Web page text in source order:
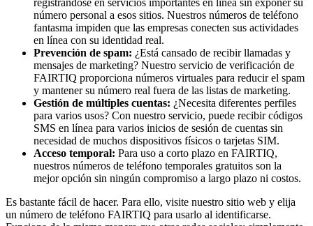
registrándose en servicios importantes en línea sin exponer su
número personal a esos sitios. Nuestros números de teléfono
fantasma impiden que las empresas conecten sus actividades
en línea con su identidad real.
Prevención de spam: ¿Está cansado de recibir llamadas y
mensajes de marketing? Nuestro servicio de verificación de
FAIRTIQ proporciona números virtuales para reducir el spam
y mantener su número real fuera de las listas de marketing.
Gestión de múltiples cuentas: ¿Necesita diferentes perfiles
para varios usos? Con nuestro servicio, puede recibir códigos
SMS en línea para varios inicios de sesión de cuentas sin
necesidad de muchos dispositivos físicos o tarjetas SIM.
Acceso temporal: Para uso a corto plazo en FAIRTIQ,
nuestros números de teléfono temporales gratuitos son la
mejor opción sin ningún compromiso a largo plazo ni costos.
Es bastante fácil de hacer. Para ello, visite nuestro sitio web y elija
un número de teléfono FAIRTIQ para usarlo al identificarse.